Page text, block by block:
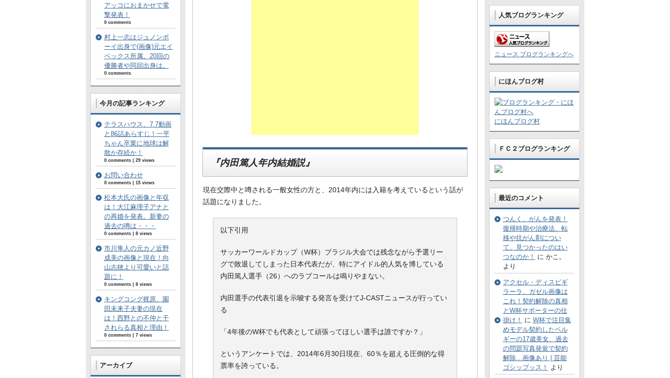
『内田篤人年内結婚説』
現在交際中と噂される一般女性の方と、2014年内には入籍を考えているという話が
話題になりました。
以下引用
サッカーワールドカップ（W杯）ブラジル大会では残念ながら予選リー
グで敗退してしまった日本代表だが、特にアイドル的人気を博している
内田篤人選手（26）へのラブコールは鳴りやまない。
内田選手の代表引退を示唆する発言を受けてJ-CASTニュースが行ってい
る
「4年後のW杯でも代表として頑張ってほしい選手は誰ですか？」
というアンケートでは、2014年6月30日現在、60％を超える圧倒的な得
票率を誇っている。
アッコにおまかせで電
撃発表！
0 comments
村上一志はジュノンボ
ーイ出身で(画像)元エイ
ベックス所属。20回の
優勝者や同回出身は。
0 comments
今月の記事ランキング
テラスハウス、7.7動画
と86話あらすじ！一平
ちゃん卒業に地球は解
散か存続か！
0 comments| 29 views
お問い合わせ
0 comments| 15 views
松本大氏の画像と年収
は！大江麻理子アナと
の再婚を発表。新妻の
過去の噂は・・・
0 comments| 8 views
市川隼人の元カノ近野
成美の画像と現在！向
山志穂より可愛いと話
題に！
0 comments| 8 views
キングコング梶原、園
田未来子夫妻の現在
は！西野との不仲と干
されらる真相と理由！
0 comments| 7 views
アーカイブ
人気ブログランキング
ニュース ブログランキングへ
にほんブログ村
にほんブログ村
ＦＣ２ブログランキング
最近のコメント
つんく、がんを発表！
復帰時期や治療法、転
移や抗がん剤につい
て。見つかったのはい
つなのか！
に かこ。
より
アクセル・ディスピギ
ラーラ、ガゼル画像は
これ！契約解除の真相
とW杯サポーターの仕
掛け！
に W杯で注目集
めモデル契約したベル
ギーの17歳美女、過去
の問題写真発覚で契約
解除…画像あり | 芸能
ゴシップッス！
より